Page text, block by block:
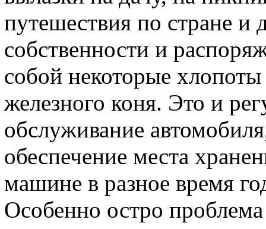
путешествия по стране
собственности и
собой некоторые
железного коня. Это и
обслуживание
обеспечение места
машине в разное время
Особенно остро